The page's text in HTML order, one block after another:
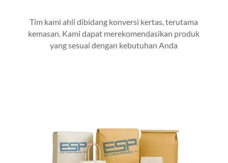
Tim kami ahli dibidang konversi kertas, terutama
kemasan. Kami dapat merekomendasikan produk
yang sesuai dengan kebutuhan Anda